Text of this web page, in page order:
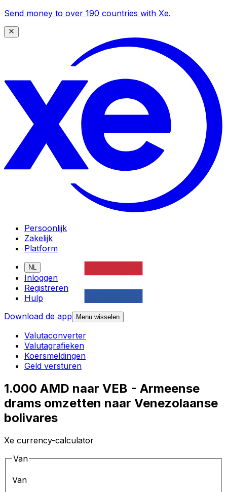
Send money to over 190 countries with Xe.
Persoonlijk
Zakelijk
Platform
NL
Inloggen
Registreren
Hulp
Download de app
Menu wisselen
Valutaconverter
Valutagrafieken
Koersmeldingen
Geld versturen
1.000 AMD naar VEB - Armeense
drams omzetten naar Venezolaanse
bolivares
Xe currency-calculator
Van
Van